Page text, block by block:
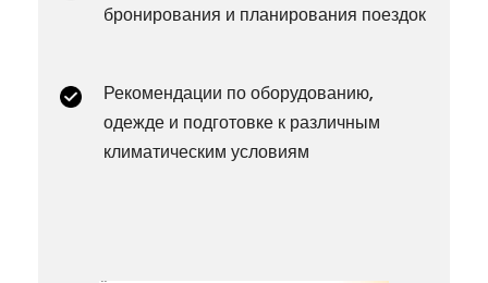
бронирования и планирования поездок
Рекомендации по оборудованию,
одежде и подготовке к различным
климатическим условиям